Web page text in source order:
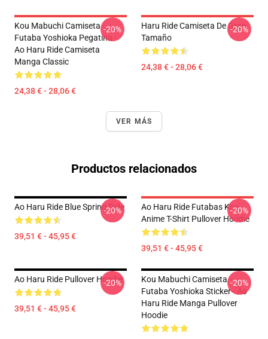
Kou Mabuchi Camiseta -
Futaba Yoshioka Pegatina -
Ao Haru Ride Camiseta
Manga Classic
24,38 € - 28,06 €
-20%
Haru Ride Camiseta De Gran
Tamaño
24,38 € - 28,06 €
-20%
VER MÁS
Productos relacionados
Ao Haru Ride Blue Spring Ride
39,51 € - 45,95 €
-20%
Ao Haru Ride Futabas Kou
Anime T-Shirt Pullover Hoodie
39,51 € - 45,95 €
-20%
Ao Haru Ride Pullover Hoodie
39,51 € - 45,95 €
-20%
Kou Mabuchi Camiseta -
Futaba Yoshioka Sticker - Ao
Haru Ride Manga Pullover
Hoodie
-20%